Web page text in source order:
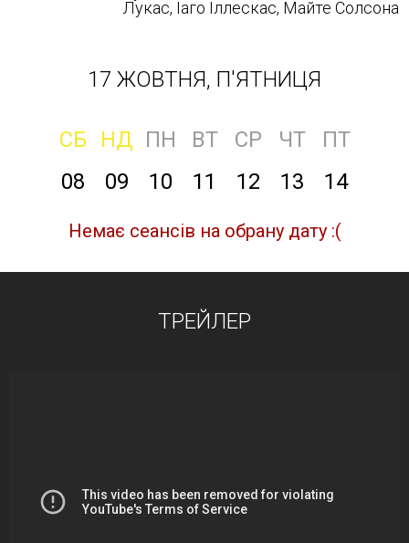
Лукас, Іаго Іллескас, Майте Солсона
17 ЖОВТНЯ, П'ЯТНИЦЯ
СБ НД ПН ВТ СР ЧТ
ПТ
08
09 10 11 12 13 14
Немає сеансів на обрану дату :(
ТРЕЙЛЕР